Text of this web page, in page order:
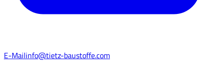
E-Mailinfo@tietz-baustoffe.com